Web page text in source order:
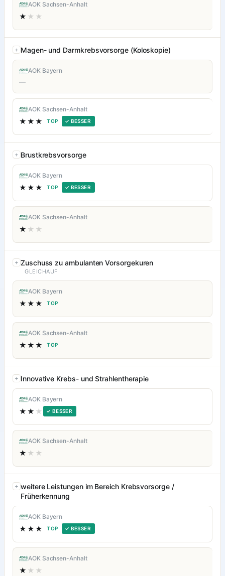
AOK Sachsen-Anhalt
★ ★★
Magen- und Darmkrebsvorsorge (Koloskopie)
AOK Bayern
—
AOK Sachsen-Anhalt
★★★ TOP ✓ BESSER
Brustkrebsvorsorge
AOK Bayern
★★★ TOP ✓ BESSER
AOK Sachsen-Anhalt
★ ★★
Zuschuss zu ambulanten Vorsorgekuren
GLEICHAUF
AOK Bayern
★★★ TOP
AOK Sachsen-Anhalt
★★★ TOP
Innovative Krebs- und Strahlentherapie
AOK Bayern
★★ ★ ✓ BESSER
AOK Sachsen-Anhalt
★ ★★
weitere Leistungen im Bereich Krebsvorsorge /
Früherkennung
AOK Bayern
★★★ TOP ✓ BESSER
AOK Sachsen-Anhalt
★ ★★